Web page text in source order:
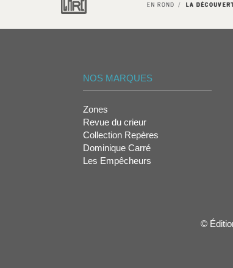
NOS MARQUES
Zones
Revue du crieur
Collection Repères
Dominique Carré
Les Empêcheurs
©